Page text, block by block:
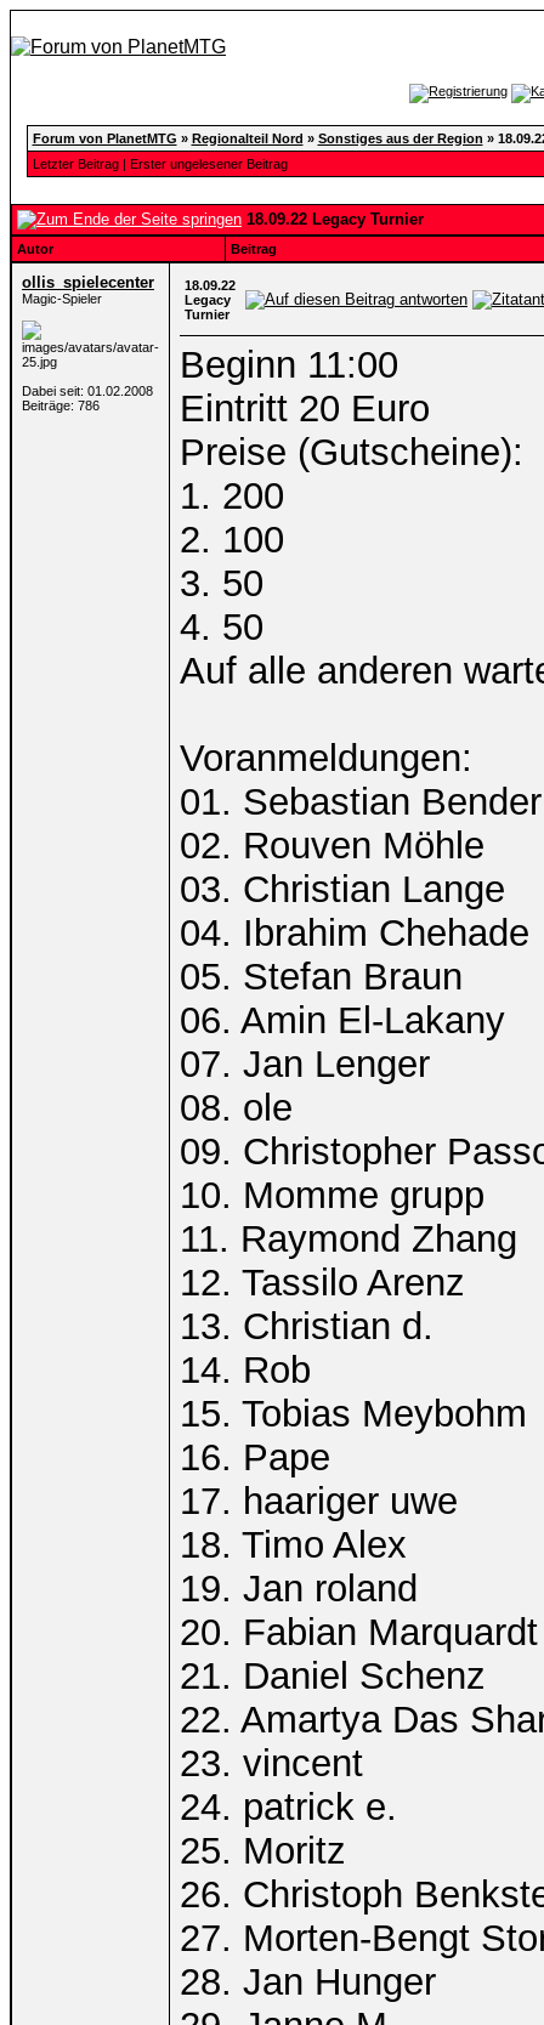
Forum von PlanetMTG » Regionalteil Nord » Sonstiges aus der Region »
Letzter Beitrag| Erster ungelesener Beitrag
18.09.22 Legacy Turnier
Autor Beitrag
ollis_spielecenter
Magic-Spieler
Dabei seit: 01.02.2008
Beiträge: 786
18.09.22
Legacy
Turnier
Beginn 11:00
Eintritt 20 Euro
Preise (Gutscheine):
1. 200
2. 100
3. 50
4. 50
Auf alle anderen
Voranmeldungen:
01. Sebastian Bender
02. Rouven Möhle
03. Christian Lange
04. Ibrahim Chehade
05. Stefan Braun
06. Amin El-Lakany
07. Jan Lenger
08. ole
09. Christopher
10. Momme grupp
11. Raymond Zhang
12. Tassilo Arenz
13. Christian d.
14. Rob
15. Tobias Meybohm
16. Pape
17. haariger uwe
18. Timo Alex
19. Jan roland
20. Fabian Marquardt
21. Daniel Schenz
22. Amartya Das
23. vincent
24. patrick e.
25. Moritz
26. Christoph
27. Morten-Bengt
28. Jan Hunger